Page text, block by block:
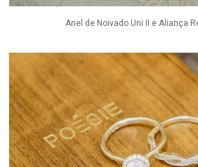
Anel de Noivado Uni II e Aliança